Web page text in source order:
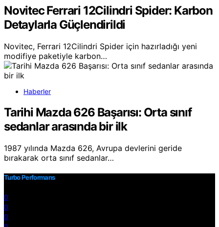
Novitec Ferrari 12Cilindri Spider: Karbon
Detaylarla Güçlendirildi
Novitec, Ferrari 12Cilindri Spider için hazırladığı yeni
modifiye paketiyle karbon…
Haberler
Tarihi Mazda 626 Başarısı: Orta sınıf
sedanlar arasında bir ilk
1987 yılında Mazda 626, Avrupa devlerini geride
bırakarak orta sınıf sedanlar…
Turbo Performans
0
0
0